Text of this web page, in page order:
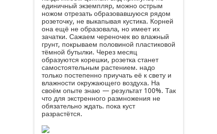
единичный экземпляр, можно острым
ножом отрезать образовавшуюся рядом
розеточку, не выкапывая кустика. Корней
она ещё не образовала, но имеет их
зачатки. Сажаем череночек во влажный
грунт, покрываем половиной пластиковой
тёмной бутылки. Через месяц
образуются корешки, розетка станет
самостоятельным растением. надо
только постепенно приучать её к свету и
влажности окружающего воздуха. На
своём опыте знаю — результат 100%. Так
что для экстренного размножения не
обязательно ждать. пока куст
разрастётся.